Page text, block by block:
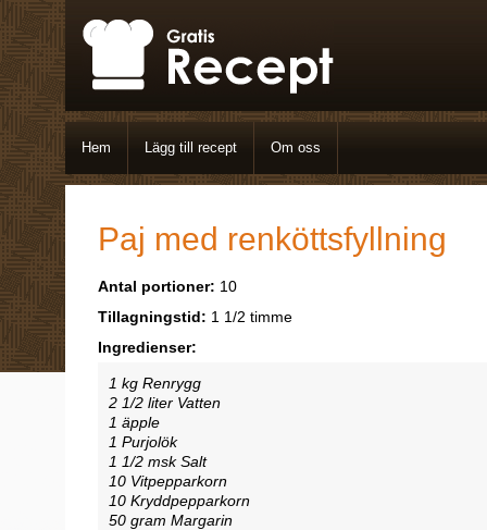
Hem Lägg till recept Om oss
Paj med renköttsfyllning
Antal portioner: 10
Tillagningstid: 1 1/2 timme
Ingredienser:
1 kg Renrygg
2 1/2 liter Vatten
1 äpple
1 Purjolök
1 1/2 msk Salt
10 Vitpepparkorn
10 Kryddpepparkorn
50 gram Margarin